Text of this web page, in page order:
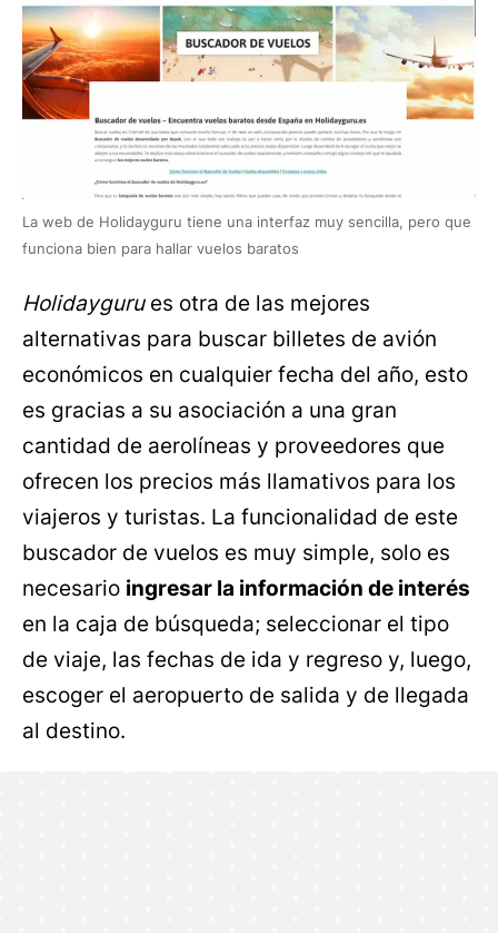
La web de Holidayguru tiene una interfaz muy sencilla, pero que
funciona bien para hallar vuelos baratos
Holidaygurues otra de las mejores
alternativas para buscar billetes de avión
económicos en cualquier fecha del año, esto
es gracias a su asociación a una gran
cantidad de aerolíneas y proveedores que
ofrecen los precios más llamativos para los
viajeros y turistas. La funcionalidad de este
buscador de vuelos es muy simple, solo es
necesario ingresar la información de interés
en la caja de búsqueda; seleccionar el tipo
de viaje, las fechas de ida y regreso y, luego,
escoger el aeropuerto de salida y de llegada
al destino.